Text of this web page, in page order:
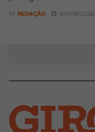
BY REDAÇÃO 05/08/2026